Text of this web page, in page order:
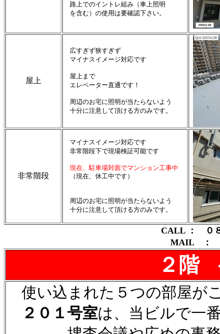
路上でのイントレ組み（車上照明
を含む）の使用は要確認下さい。
屋上
広すぎず狭すぎず
マイナスイメージ対応です
屋上まで
エレベーター直通です！
周辺のお宅に照明が当たらないよう
十分に注意して頂ける方のみです。
非常階段
マイナスイメージ対応です
非常階段下で現場検証可能です
現在、駐車場対面でマンション工事中
（現在、休工中です）
周辺のお宅に照明が当たらないよう
十分に注意して頂ける方のみです。
CALL ： ０
MAIL ：
２階
使い込まれた５つの部屋が
２０１号室は、当ビルで一